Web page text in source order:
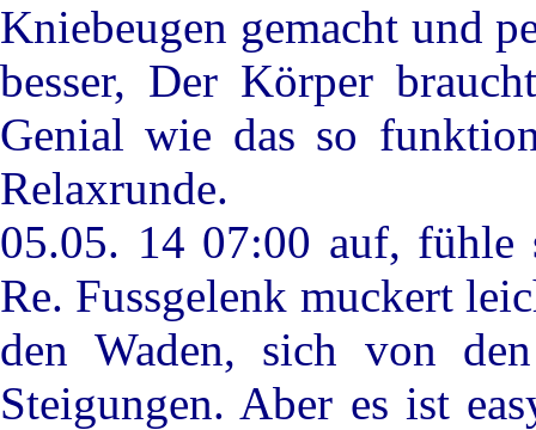
Kniebeugen gemacht und
besser, Der Körper
Genial wie das so
Relaxrunde.
05.05. 14 07:00 auf, fühle
Re. Fussgelenk muckert
den Waden, sich von
Steigungen. Aber es ist